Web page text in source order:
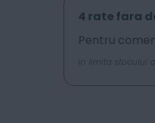
4 rate fara
Pentru
In limita stocului